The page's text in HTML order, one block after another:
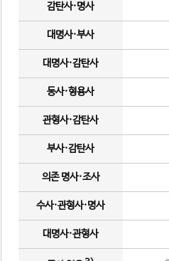
감탄사·명사
대명사·부사
대명사·감탄사
동사·형용사
관형사·감탄사
부사·감탄사
의존 명사·조사
수사·관형사·명사
대명사·관형사